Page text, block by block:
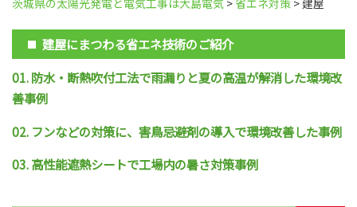
茨城県の太陽光発電と電気工事は大島電気 > 省エネ対策 >建屋
建屋にまつわる省エネ技術のご紹介
01. 防水・断熱吹付工法で雨漏りと夏の高温が解消した環境改
善事例
02. フンなどの対策に、害鳥忌避剤の導入で環境改善した事例
03. 高性能遮熱シートで工場内の暑さ対策事例